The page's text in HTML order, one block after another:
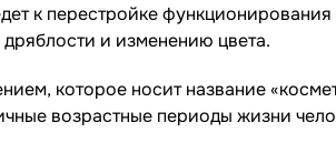
к перестройке
и изменению цвета.
которое носит название
возрастные периоды жизни